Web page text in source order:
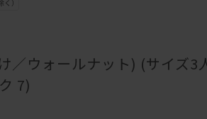
／ウォールナット) (サイズ3
7)